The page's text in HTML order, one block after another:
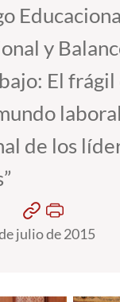
y
El
de los
julio de 2015